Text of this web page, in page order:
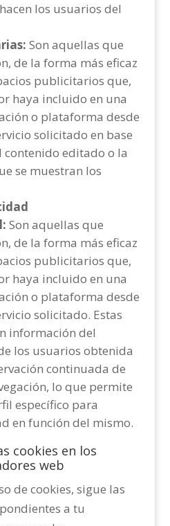
los usuarios del
Son aquellas que
de la forma más eficaz
publicitarios que,
haya incluido en una
o plataforma desde
solicitado en base
contenido editado o la
se muestran los
Son aquellas que
de la forma más eficaz
publicitarios que,
haya incluido en una
o plataforma desde
solicitado. Estas
información del
los usuarios obtenida
continuada de
lo que permite
específico para
en función del mismo.
cookies en los
web
de cookies, sigue las
a tu